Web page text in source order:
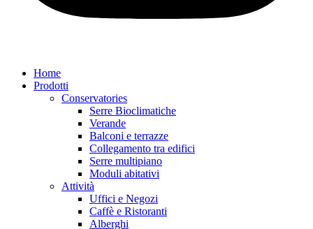
Home
Prodotti
Conservatories
Serre Bioclimatiche
Verande
Balconi e terrazze
Collegamento tra edifici
Serre multipiano
Moduli abitativi
Attività
Uffici e Negozi
Caffè e Ristoranti
Alberghi